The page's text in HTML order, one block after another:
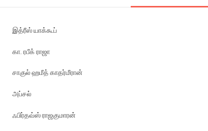
இத்ரீஸ் யாக்கூப்
கா. ரபீக் ராஜா
சாகுல் ஹமீத் காதர்மீரான்
அப்சல்
ஃபிர்தவ்ஸ் ராஜகுமாரன்